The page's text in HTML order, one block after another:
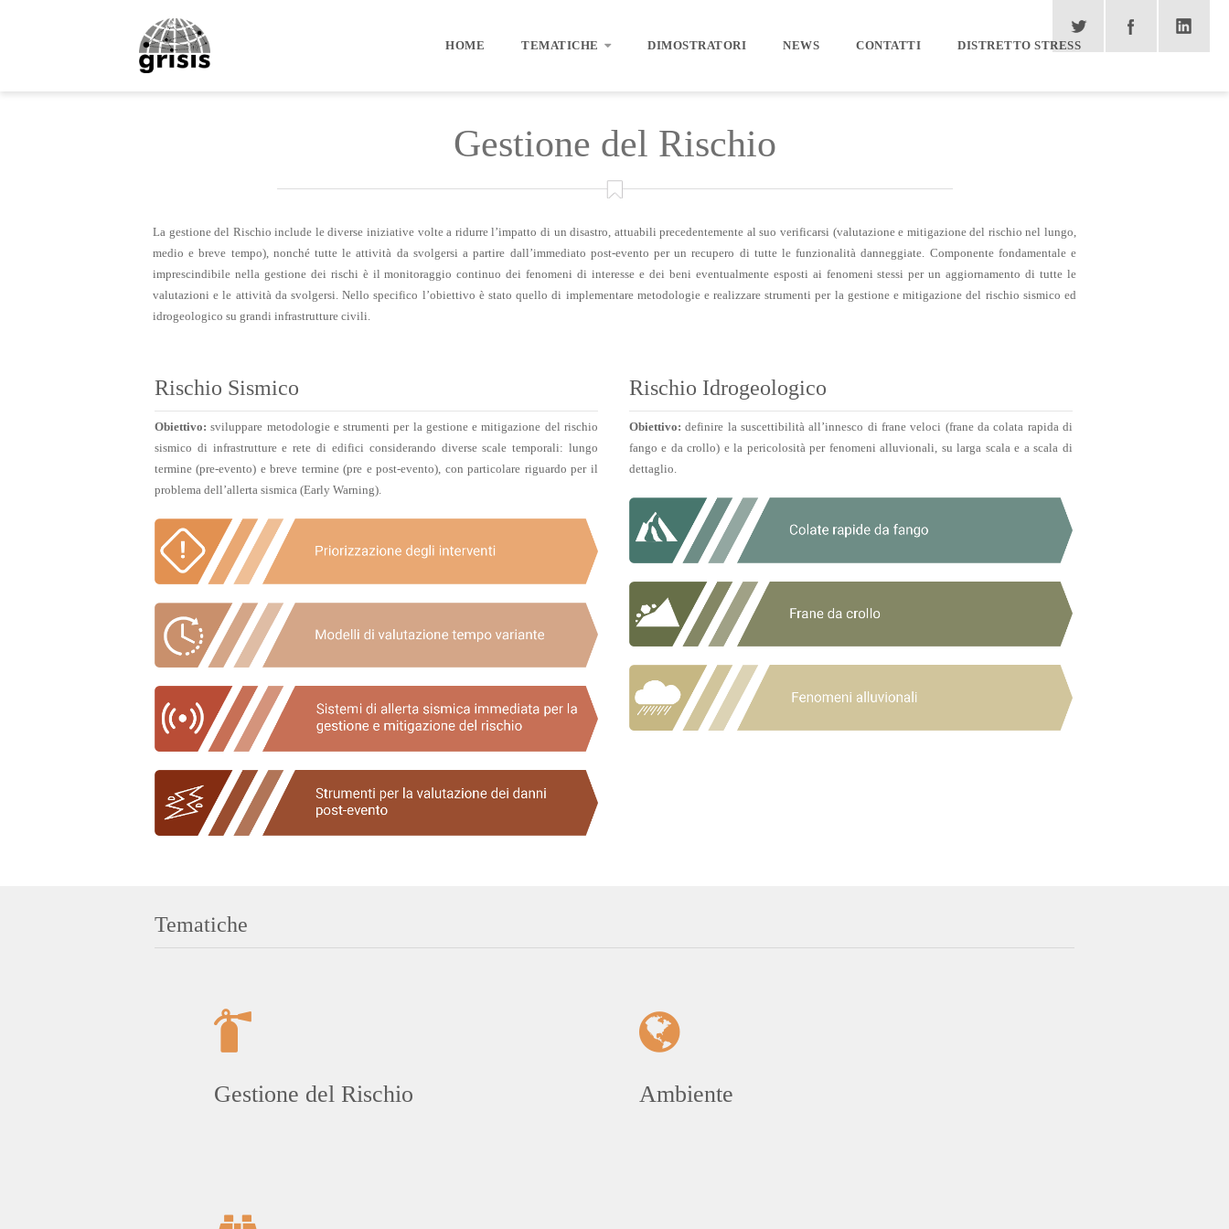
HOME TEMATICHE DIMOSTRATORI NEWS CONTATTI DISTRETTO STRESS
Gestione del Rischio
La gestione del Rischio include le diverse iniziative volte a ridurre l’impatto di un disastro, attuabili precedentemente al suo verificarsi (valutazione e mitigazione del rischio nel lungo,
medio e breve tempo), nonché tutte le attività da svolgersi a partire dall’immediato post-evento per un recupero di tutte le funzionalità danneggiate. Componente fondamentale e
imprescindibile nella gestione dei rischi è il monitoraggio continuo dei fenomeni di interesse e dei beni eventualmente esposti ai fenomeni stessi per un aggiornamento di tutte le
valutazioni e le attività da svolgersi. Nello specifico l’obiettivo è stato quello di implementare metodologie e realizzare strumenti per la gestione e mitigazione del rischio sismico ed
idrogeologico su grandi infrastrutture civili.
Rischio Sismico
Obiettivo: sviluppare metodologie e strumenti per la gestione e mitigazione del rischio
sismico di infrastrutture e rete di edifici considerando diverse scale temporali: lungo
termine (pre-evento) e breve termine (pre e post-evento), con particolare riguardo per il
problema dell’allerta sismica (Early Warning).
Rischio Idrogeologico
Obiettivo: definire la suscettibilità all’innesco di frane veloci (frane da colata rapida di
fango e da crollo) e la pericolosità per fenomeni alluvionali, su larga scala e a scala di
dettaglio.
Tematiche
Gestione del Rischio Ambiente